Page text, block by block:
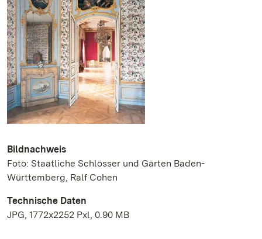
Bildnachweis
Foto: Staatliche Schlösser und Gärten Baden-
Württemberg, Ralf Cohen
Technische Daten
JPG, 1772x2252 Pxl, 0.90 MB